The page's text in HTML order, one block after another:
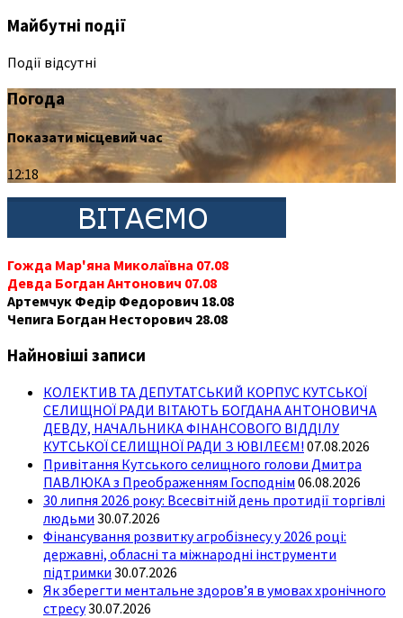
Майбутні події
Події відсутні
Погода
Показати місцевий час
12:18
Гожда Мар'яна Миколаївна 07.08
Девда Богдан Антонович 07.08
Артемчук Федір Федорович 18.08
Чепига Богдан Несторович 28.08
Найновіші записи
КОЛЕКТИВ ТА ДЕПУТАТСЬКИЙ КОРПУС КУТСЬКОЇ
СЕЛИЩНОЇ РАДИ ВІТАЮТЬ БОГДАНА АНТОНОВИЧА
ДЕВДУ, НАЧАЛЬНИКА ФІНАНСОВОГО ВІДДІЛУ
КУТСЬКОЇ СЕЛИЩНОЇ РАДИ З ЮВІЛЕЄМ! 07.08.2026
Привітання Кутського селищного голови Дмитра
ПАВЛЮКА з Преображенням Господнім 06.08.2026
30 липня 2026 року: Всесвітній день протидії торгівлі
людьми 30.07.2026
Фінансування розвитку агробізнесу у 2026 році:
державні, обласні та міжнародні інструменти
підтримки 30.07.2026
Як зберегти ментальне здоров’я в умовах хронічного
стресу30.07.2026